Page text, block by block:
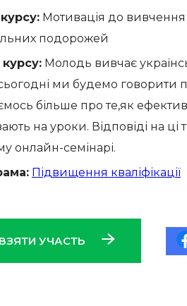
Мотивація до вивчення
подорожей
курсу: Молодь вивчає
ми будемо говорити
більше про те,як
на уроки. Відповіді на
онлайн-семінарі.
Підвищення кваліфікації
ВЗЯТИ УЧАСТЬ